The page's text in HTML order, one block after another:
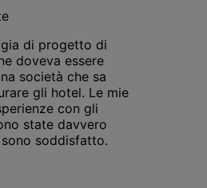
di progetto di
doveva essere
società che sa
gli hotel. Le mie
con gli
state davvero
sono soddisfatto.